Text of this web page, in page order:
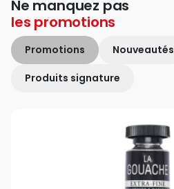
Ne manquez pas
les promotions
Promotions Nouveautés
Produits signature